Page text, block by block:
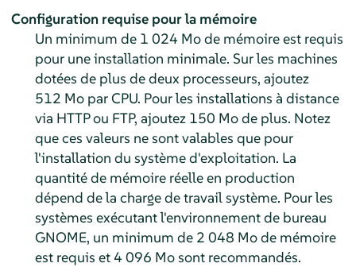
Configuration requise pour la mémoire
Un minimum de 1 024 Mo de mémoire est requis
pour une installation minimale. Sur les machines
dotées de plus de deux processeurs, ajoutez
512 Mo par CPU. Pour les installations à distance
via HTTP ou FTP, ajoutez 150 Mo de plus. Notez
que ces valeurs ne sont valables que pour
l'installation du système d'exploitation. La
quantité de mémoire réelle en production
dépend de la charge de travail système. Pour les
systèmes exécutant l'environnement de bureau
GNOME, un minimum de 2 048 Mo de mémoire
est requis et 4 096 Mo sont recommandés.